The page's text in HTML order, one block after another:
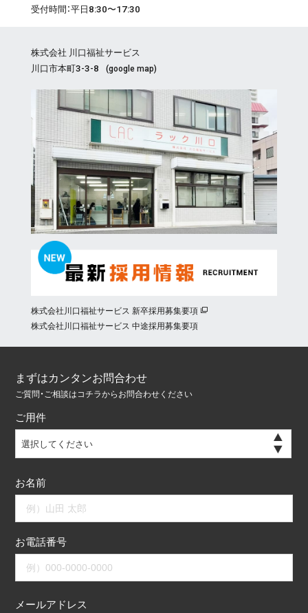
受付時間：平日8:30〜17:30
株式会社 川口福祉サービス
川口市本町3-3-8
(google map)
株式会社川口福祉サービス 新卒採用募集要項
株式会社川口福祉サービス 中途採用募集要項
まずはカンタンお問合わせ
ご質問・ご相談はコチラからお問合わせください
ご用件
選択してください
お名前
お電話番号
メールアドレス